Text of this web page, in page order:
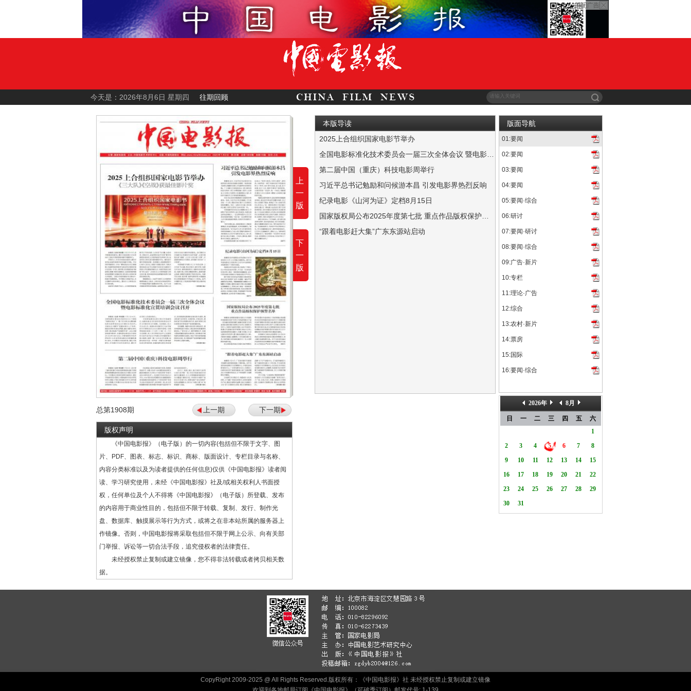
今天是：2026年8月6日 星期四 往期回顾
上
一
版
下
一
版
总第1908期 上一期 下一期
版权声明
《中国电影报》（电子版）的一切内容(包括但不限于文字、图
片、PDF、图表、标志、标识、商标、版面设计、专栏目录与名称、
内容分类标准以及为读者提供的任何信息)仅供《中国电影报》读者阅
读、学习研究使用，未经《中国电影报》社及/或相关权利人书面授
权，任何单位及个人不得将《中国电影报》（电子版）所登载、发布
的内容用于商业性目的，包括但不限于转载、复制、发行、制作光
盘、数据库、触摸展示等行为方式，或将之在非本站所属的服务器上
作镜像。否则，中国电影报将采取包括但不限于网上公示、向有关部
门举报、诉讼等一切合法手段，追究侵权者的法律责任。
未经授权禁止复制或建立镜像，您不得非法转载或者拷贝相关数
据。
本版导读
2025上合组织国家电影节举办
本报讯 （记者 李佳蕾） 7月3日-7日，由中国国家电影局、重庆市政府联合主办的2025上海合作组织...
全国电影标准化技术委员会一届三次全体会议 暨电影标准化宣贯培训会议召开
本报讯 （记者 李佳蕾） 7月3日-4日，全国电影标准化技术委员会（以下简称“电影标委会”）一届三次...
第二届中国（重庆）科技电影周举行
本报讯 （记者 李佳蕾） 7月4日，2025第二届中国（重庆）科技电影周电影金数字荣誉推荐盛典暨电影...
习近平总书记勉励和问候游本昌 引发电影界热烈反响
本报讯 近日，习近平总书记委托中央组织部负责同志向国家话剧院一级演员游本昌转达勉励和问候，在电影界引...
纪录电影《山河为证》定档8月15日
本报讯 纪录电影《山河为证》近日正式宣布将于8月15日登陆全国院线。影片由华夏电影发行有限责任公司与...
国家版权局公布2025年度第七批 重点作品版权保护预警名单
本报讯 按照国家版权局《关于开展院线电影版权保护专项工作的通知》《关于进一步加强互联网传播作品版权监...
“跟着电影赶大集”广东东源站启动
本报讯 7月5日，广东省河源市东源县万绿湖风景区碧波荡漾、千帆归港。由中央宣传部电影数字节目管理中心...
版面导航
01:要闻
02:要闻
03:要闻
04:要闻
05:要闻·综合
06:研讨
07:要闻·研讨
08:要闻·综合
09:广告·新片
10:专栏
11:理论·广告
12:综合
13:农村·新片
14:票房
15:国际
16:要闻·综合
CopyRight 2009-2025 @ All Rights Reserved.版权所有：《中国电影报》社 未经授权禁止复制或建立镜像